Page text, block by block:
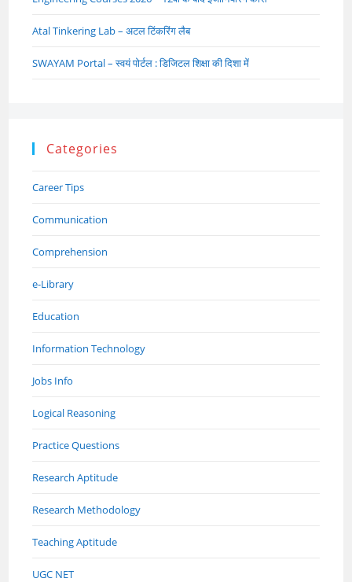
Atal Tinkering Lab – अटल टिंकरिंग लैब
SWAYAM Portal – स्वयं पोर्टल : डिजिटल शिक्षा की दिशा में
Categories
Career Tips
Communication
Comprehension
e-Library
Education
Information Technology
Jobs Info
Logical Reasoning
Practice Questions
Research Aptitude
Research Methodology
Teaching Aptitude
UGC NET